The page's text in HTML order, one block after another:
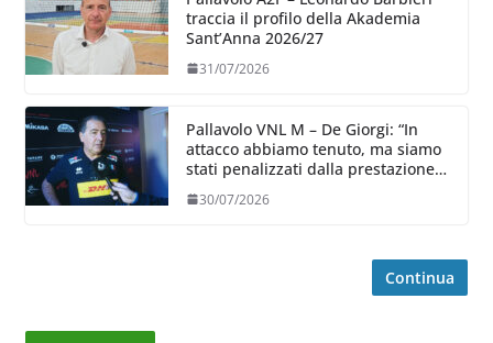
traccia il profilo della Akademia
Sant’Anna 2026/27
31/07/2026
Pallavolo VNL M – De Giorgi: “In
attacco abbiamo tenuto, ma siamo
stati penalizzati dalla prestazione
30/07/2026
Continua